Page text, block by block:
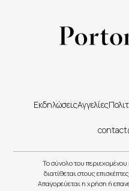
ΕκδηλώσειςΑγγελίες
Το σύνολο του
διατίθεται στους
Απαγορεύεται η χρήση ή